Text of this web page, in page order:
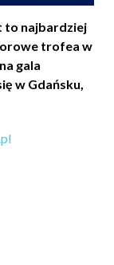
to najbardziej
trofea w
gala
w Gdańsku,